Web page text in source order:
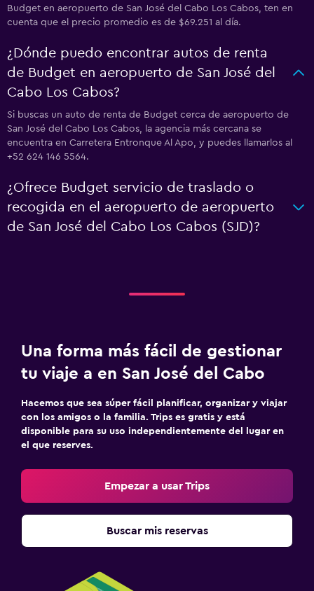
Budget en aeropuerto de San José del Cabo Los Cabos, ten en
cuenta que el precio promedio es de $69.251 al día.
¿Dónde puedo encontrar autos de renta
de Budget en aeropuerto de San José del
Cabo Los Cabos?
Si buscas un auto de renta de Budget cerca de aeropuerto de
San José del Cabo Los Cabos, la agencia más cercana se
encuentra en Carretera Entronque Al Apo, y puedes llamarlos al
+52 624 146 5564.
¿Ofrece Budget servicio de traslado o
recogida en el aeropuerto de aeropuerto
de San José del Cabo Los Cabos (SJD)?
Una forma más fácil de gestionar
tu viaje a en San José del Cabo
Hacemos que sea súper fácil planificar, organizar y viajar
con los amigos o la familia. Trips es gratis y está
disponible para su uso independientemente del lugar en
el que reserves.
Empezar a usar Trips
Buscar mis reservas